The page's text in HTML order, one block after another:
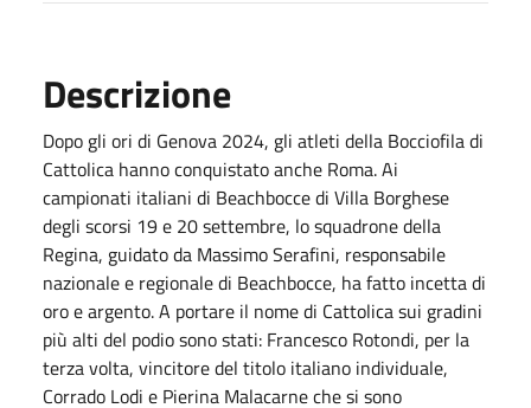
Descrizione
Dopo gli ori di Genova 2024, gli atleti della Bocciofila di
Cattolica hanno conquistato anche Roma. Ai
campionati italiani di Beachbocce di Villa Borghese
degli scorsi 19 e 20 settembre, lo squadrone della
Regina, guidato da Massimo Serafini, responsabile
nazionale e regionale di Beachbocce, ha fatto incetta di
oro e argento. A portare il nome di Cattolica sui gradini
più alti del podio sono stati: Francesco Rotondi, per la
terza volta, vincitore del titolo italiano individuale,
Corrado Lodi e Pierina Malacarne che si sono